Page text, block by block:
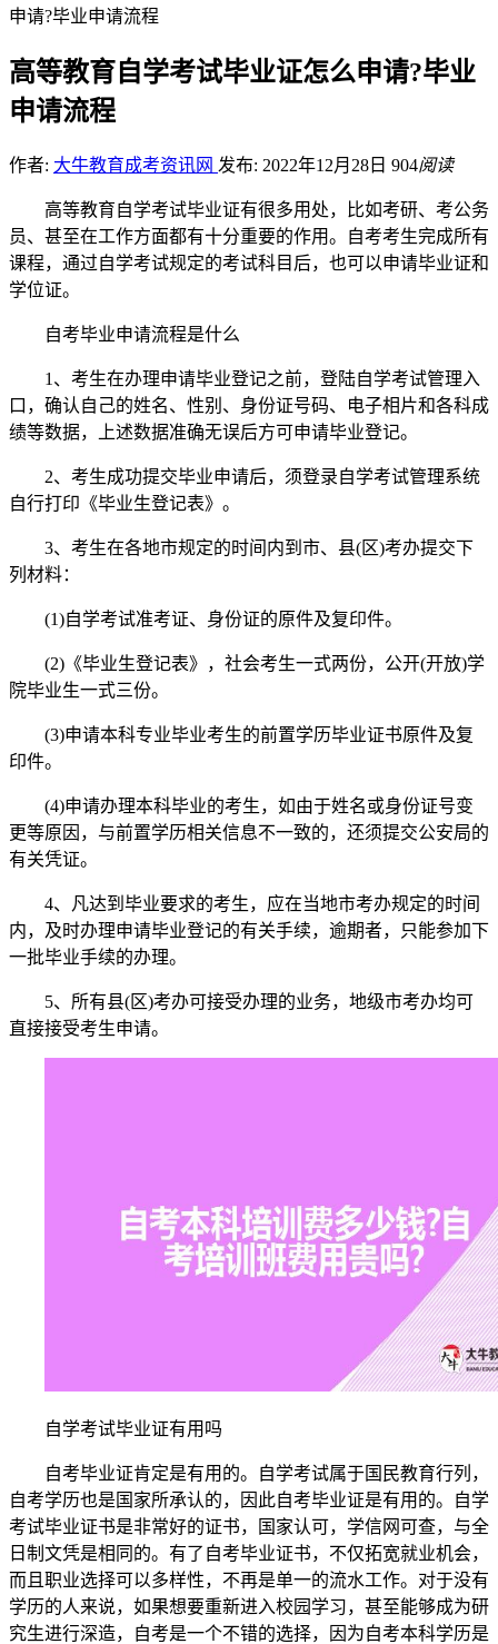
申请?毕业申请流程
高等教育自学考试毕业证怎么申请?毕业
申请流程
作者: 大牛教育成考资讯网 发布: 2022年12月28日 904阅读
高等教育自学考试毕业证有很多用处，比如考研、考公务
员、甚至在工作方面都有十分重要的作用。自考考生完成所有
课程，通过自学考试规定的考试科目后，也可以申请毕业证和
学位证。
自考毕业申请流程是什么
1、考生在办理申请毕业登记之前，登陆自学考试管理入
口，确认自己的姓名、性别、身份证号码、电子相片和各科成
绩等数据，上述数据准确无误后方可申请毕业登记。
2、考生成功提交毕业申请后，须登录自学考试管理系统
自行打印《毕业生登记表》。
3、考生在各地市规定的时间内到市、县(区)考办提交下
列材料：
(1)自学考试准考证、身份证的原件及复印件。
(2)《毕业生登记表》，社会考生一式两份，公开(开放)学
院毕业生一式三份。
(3)申请本科专业毕业考生的前置学历毕业证书原件及复
印件。
(4)申请办理本科毕业的考生，如由于姓名或身份证号变
更等原因，与前置学历相关信息不一致的，还须提交公安局的
有关凭证。
4、凡达到毕业要求的考生，应在当地市考办规定的时间
内，及时办理申请毕业登记的有关手续，逾期者，只能参加下
一批毕业手续的办理。
5、所有县(区)考办可接受办理的业务，地级市考办均可
直接接受考生申请。
自学考试毕业证有用吗
自考毕业证肯定是有用的。自学考试属于国民教育行列，
自考学历也是国家所承认的，因此自考毕业证是有用的。自学
考试毕业证书是非常好的证书，国家认可，学信网可查，与全
日制文凭是相同的。有了自考毕业证书，不仅拓宽就业机会，
而且职业选择可以多样性，不再是单一的流水工作。对于没有
学历的人来说，如果想要重新进入校园学习，甚至能够成为研
究生进行深造，自考是一个不错的选择，因为自考本科学历是